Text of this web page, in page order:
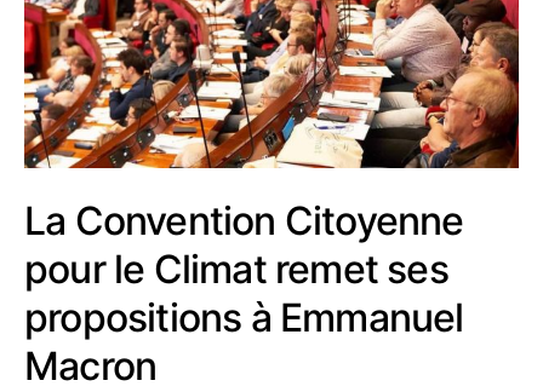
La Convention Citoyenne
pour le Climat remet ses
propositions à Emmanuel
Macron